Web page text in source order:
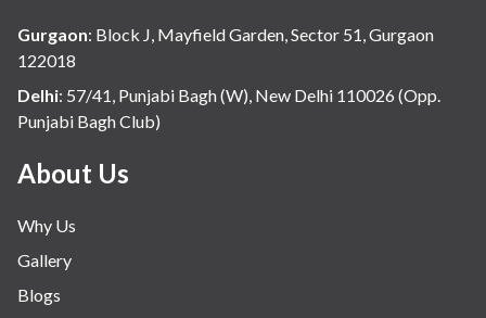
Gurgaon: Block J, Mayfield Garden, Sector 51, Gurgaon
122018
Delhi: 57/41, Punjabi Bagh (W), New Delhi 110026 (Opp.
Punjabi Bagh Club)
About Us
Why Us
Gallery
Blogs